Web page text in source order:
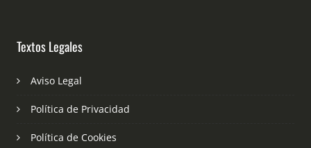
Textos Legales
Aviso Legal
Política de Privacidad
Política de Cookies